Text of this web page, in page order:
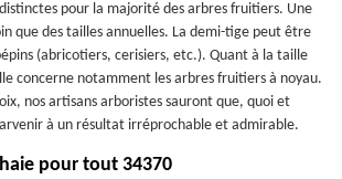
pour la majorité des arbres fruitiers. Une
que des tailles annuelles. La demi-tige peut être
(abricotiers, cerisiers, etc.). Quant à la taille
concerne notamment les arbres fruitiers à noyau.
nos artisans arboristes sauront que, quoi et
à un résultat irréprochable et admirable.
pour tout 34370